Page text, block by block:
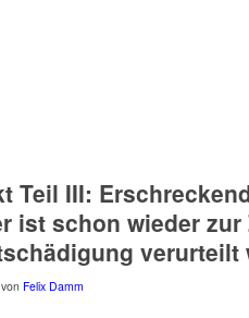
Teil III:
ist schon wieder
verurteilt
von Felix Damm